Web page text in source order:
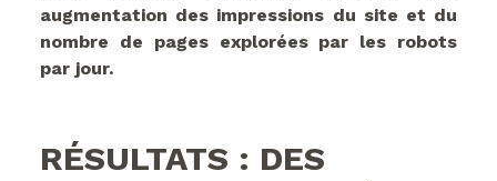
augmentation des impressions du site et du
nombre de pages explorées par les robots
par jour.
RÉSULTATS : DES